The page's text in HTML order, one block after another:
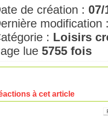
de création : 07/
: Loisirs
lue 5755 fois
à cet article